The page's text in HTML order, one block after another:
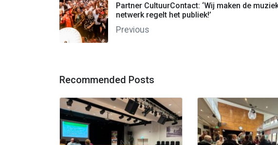
Partner CultuurContact: ‘Wij maken de
netwerk regelt het publiek!’
Previous
Recommended Posts